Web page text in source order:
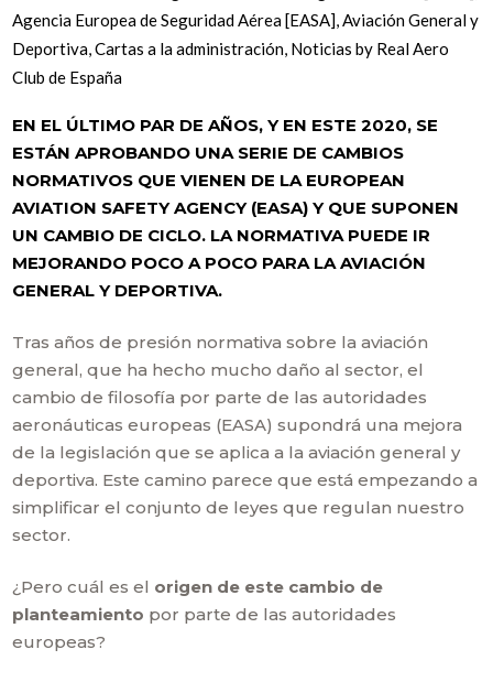
Agencia Europea de Seguridad Aérea [EASA],Aviación General y
Deportiva,Cartas a la administración, Noticias by Real Aero
Club de España
EN EL ÚLTIMO PAR DE AÑOS, Y EN ESTE 2020, SE
ESTÁN APROBANDO UNA SERIE DE CAMBIOS
NORMATIVOS QUE VIENEN DE LA EUROPEAN
AVIATION SAFETY AGENCY (EASA) Y QUE SUPONEN
UN CAMBIO DE CICLO. LA NORMATIVA PUEDE IR
MEJORANDO POCO A POCO PARA LA AVIACIÓN
GENERAL Y DEPORTIVA.
Tras años de presión normativa sobre la aviación
general, que ha hecho mucho daño al sector, el
cambio de filosofía por parte de las autoridades
aeronáuticas europeas (EASA) supondrá una mejora
de la legislación que se aplica a la aviación general y
deportiva. Este camino parece que está empezando a
simplificar el conjunto de leyes que regulan nuestro
sector.
¿Pero cuál es el origen de este cambio de
planteamiento por parte de las autoridades
europeas?